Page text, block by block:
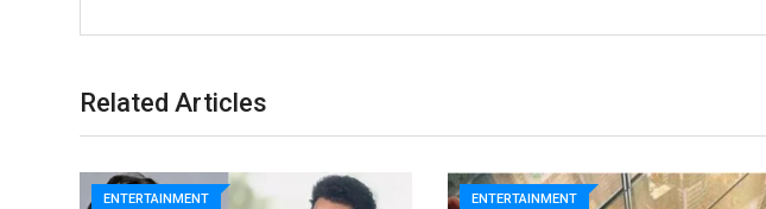
Related Articles
ENTERTAINMENT ENTERTAINMENT